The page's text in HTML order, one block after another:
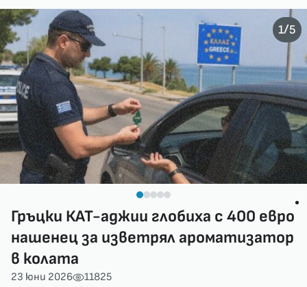
Гръцки КАТ-аджии глобиха с 400 евро
нашенец за изветрял ароматизатор
в колата
23 юни 2026 11825
1/5